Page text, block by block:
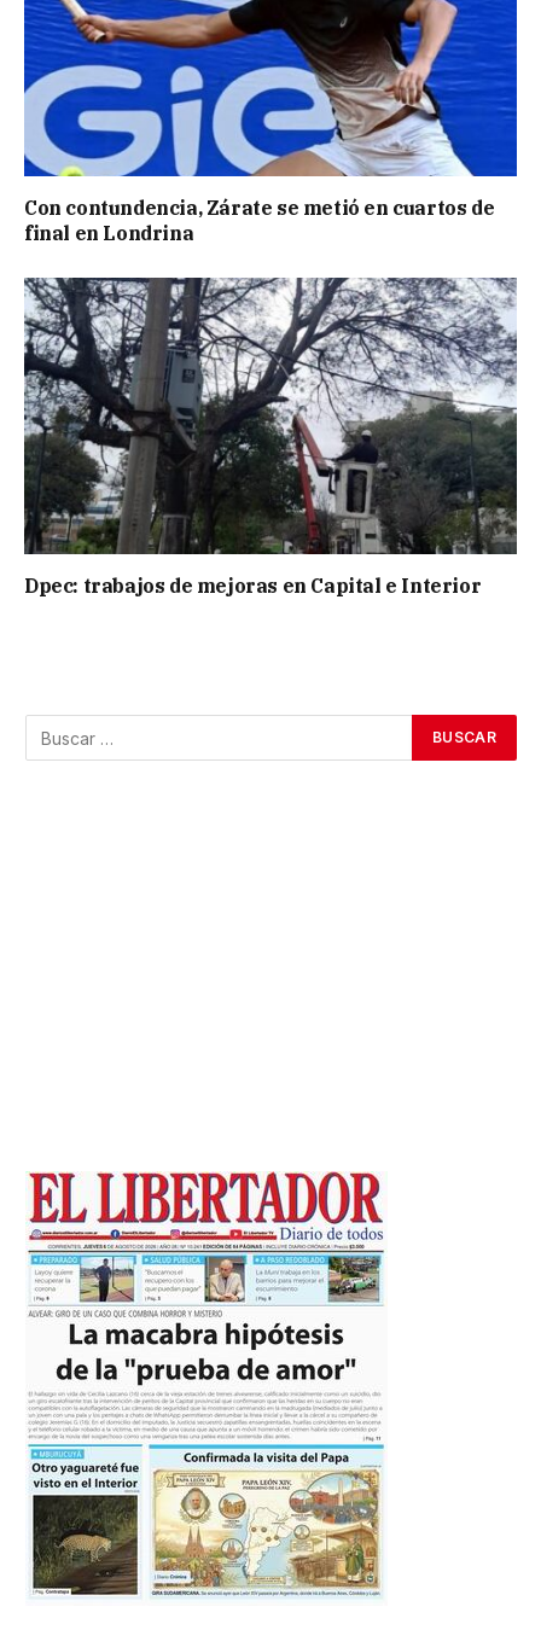
Con contundencia, Zárate se metió en cuartos de
final en Londrina
Dpec: trabajos de mejoras en Capital e Interior